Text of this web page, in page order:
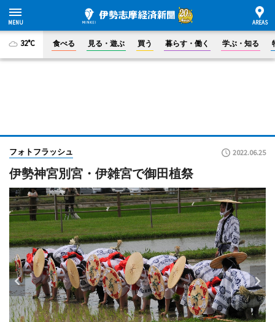
32°C 食べる 見る・遊ぶ 買う 暮らす・働く 学ぶ・知る
フォトフラッシュ 2022.06.25
伊勢神宮別宮・伊雑宮で御田植祭